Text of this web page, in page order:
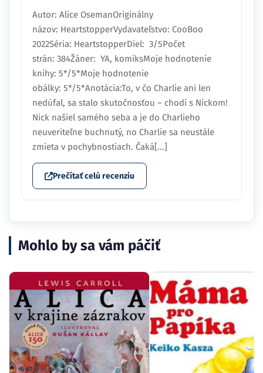
Autor: Alice OsemanOriginálny
názov: HeartstopperVydavateľstvo: CooBoo
2022Séria: HeartstopperDiel: 3/5Počet
strán: 384Žáner: YA, komiksMoje hodnotenie
knihy: 5*/5*Moje hodnotenie
obálky: 5*/5*Anotácia:To, v čo Charlie ani len
nedúfal, sa stalo skutočnosťou – chodí s Nickom!
Nick našiel samého seba a je do Charlieho
neuveriteľne buchnutý, no Charlie sa neustále
zmieta v pochybnostiach. Čaká[...]
Prečítať celú recenziu
Mohlo by sa vám páčiť